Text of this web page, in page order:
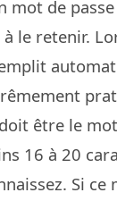
mot de
le retenir.
être le
16 à 20
Si ce